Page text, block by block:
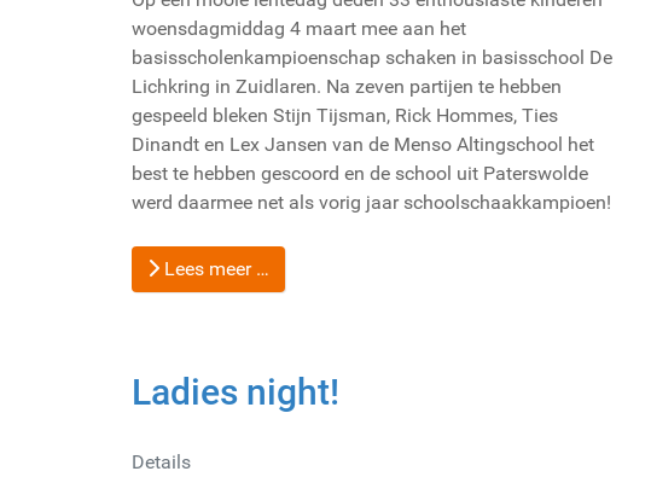
woensdagmiddag 4 maart mee aan het
basisscholenkampioenschap schaken in basisschool De
Lichkring in Zuidlaren. Na zeven partijen te hebben
gespeeld bleken Stijn Tijsman, Rick Hommes, Ties
Dinandt en Lex Jansen van de Menso Altingschool het
best te hebben gescoord en de school uit Paterswolde
werd daarmee net als vorig jaar schoolschaakkampioen!
Lees meer …
Ladies night!
Details